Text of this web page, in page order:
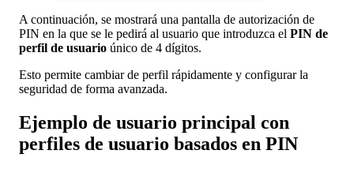
A continuación, se mostrará una pantalla de autorización de
PIN en la que se le pedirá al usuario que introduzca el PIN de
perfil de usuario único de 4 dígitos.
Esto permite cambiar de perfil rápidamente y configurar la
seguridad de forma avanzada.
Ejemplo de usuario principal con
perfiles de usuario basados en PIN